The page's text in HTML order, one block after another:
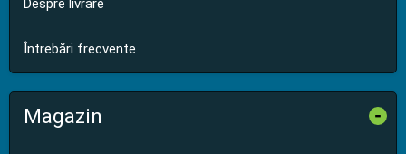
Despre livrare
Întrebări frecvente
Magazin -